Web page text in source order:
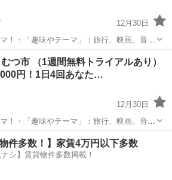
12月30日
！・「趣味やテーマ」：旅行、映画、音
をもっと楽しめる情報をお届けします。
信 7:00: 目覚めの1通で1日を元気にスター
他
料トライアルあり）
円！1日4回あなた…
12月30日
！・「趣味やテーマ」：旅行、映画、音
をもっと楽しめる情報をお届けします。
信 7:00: 目覚めの1通で1日を元気にスター
BTS
物件多数！】家賃4万円以下多数
ナシ】賃貸物件多数掲載！